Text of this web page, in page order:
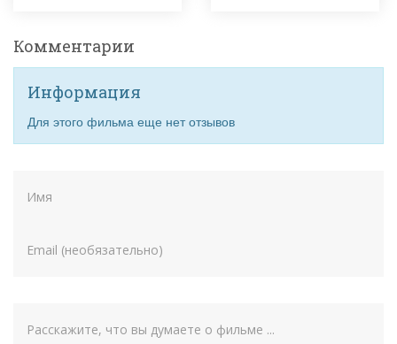
Комментарии
Информация
Для этого фильма еще нет отзывов